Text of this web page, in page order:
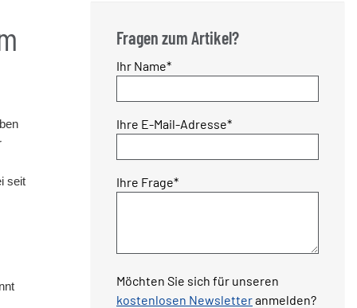
seit
Fragen zum Artikel?
Pflichtfeld
Ihr Name*
Pflichtfeld
Ihre E-Mail-Adresse*
Pflichtfeld
Ihre Frage*
Möchten Sie sich für unseren
kostenlosen Newsletteranmelden?